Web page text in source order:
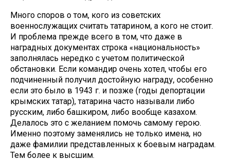
Много споров о том, кого из советских
военнослужащих считать татарином, а кого не стоит.
И проблема прежде всего в том, что даже в
наградных документах строка «национальность»
заполнялась нередко с учетом политической
обстановки. Если командир очень хотел, чтобы его
подчиненный получил достойную награду, особенно
если это было в 1943 г. и позже (годы депортации
крымских татар), татарина часто называли либо
русским, либо башкиром, либо вообще казахом.
Делалось это с желанием помочь самому герою.
Именно поэтому заменялись не только имена, но
даже фамилии представленных к боевым наградам.
Тем более к высшим.